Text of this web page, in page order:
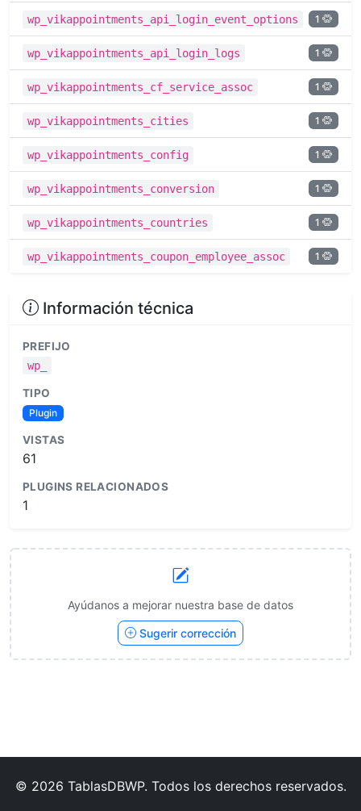
wp_vikappointments_api_login_event_options 1
wp_vikappointments_api_login_logs 1
wp_vikappointments_cf_service_assoc 1
wp_vikappointments_cities 1
wp_vikappointments_config 1
wp_vikappointments_conversion 1
wp_vikappointments_countries 1
wp_vikappointments_coupon_employee_assoc 1
Información técnica
PREFIJO
wp_
TIPO
Plugin
VISTAS
61
PLUGINS RELACIONADOS
1
Ayúdanos a mejorar nuestra base de datos
Sugerir corrección
© 2026 TablasDBWP. Todos los derechos reservados.